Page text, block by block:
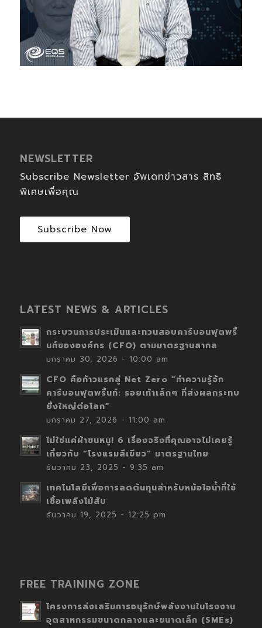
NEWSLETTER
Subscribe Newsletter อัพเดทข่าวสาร สิทธิ
พิเศษเพื่อคุณ
Subscribe Now
LATEST NEWS & ARTICLES
กระบวนการประเมินและทวนสอบคาร์บอนฟุตพริ้
นท์ขององค์กร (CFO) ตามมาตรฐานสากล
มกราคม 30, 2026 - 10:00 am
CFO คือก้าวแรกสู่ Net Zero “ทำความรู้จัก
คาร์บอนฟุตพริ้นท์: รอยเท้าเล็กๆ ที่ส่งผลกระทบ
ยิ่งใหญ่ต่อโลก”
มกราคม 27, 2026 - 11:00 am
ไม่ใช่แค่ผ้าขนหนู! 6 เรื่องจริงที่คุณอาจไม่เคยรู้
เกี่ยวกับ “โรงแรมสีเขียว” มาตรฐานไทย
ธันวาคม 23, 2025 - 9:35 am
เทคโนโลยีเพื่อการลดต้นทุนสำหรับหม้อไอน้ำที่ใช้
เชื้อเพลิงไม้สับ
ธันวาคม 19, 2025 - 12:25 pm
FREE TRAINING ZONE
โครงการส่งเสริมการอนุรักษ์พลังงานในโรงงาน
อุตสาหกรรมขนาดกลางและขนาดเล็ก (SMEs)